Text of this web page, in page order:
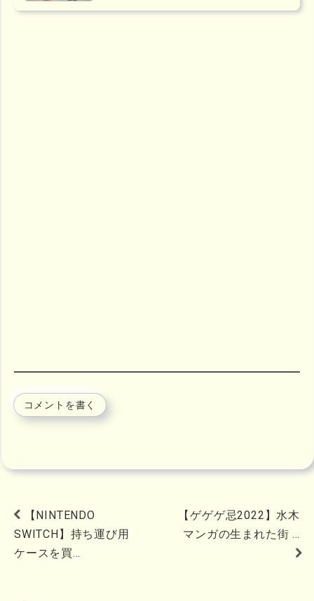
コメントを書く
【NINTENDO
SWITCH】持ち運び用
ケースを買…
【ゲゲゲ忌2022】水木
マンガの生まれた街 …